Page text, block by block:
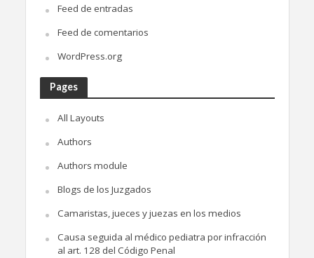
Feed de entradas
Feed de comentarios
WordPress.org
Pages
All Layouts
Authors
Authors module
Blogs de los Juzgados
Camaristas, jueces y juezas en los medios
Causa seguida al médico pediatra por infracción
al art. 128 del Código Penal